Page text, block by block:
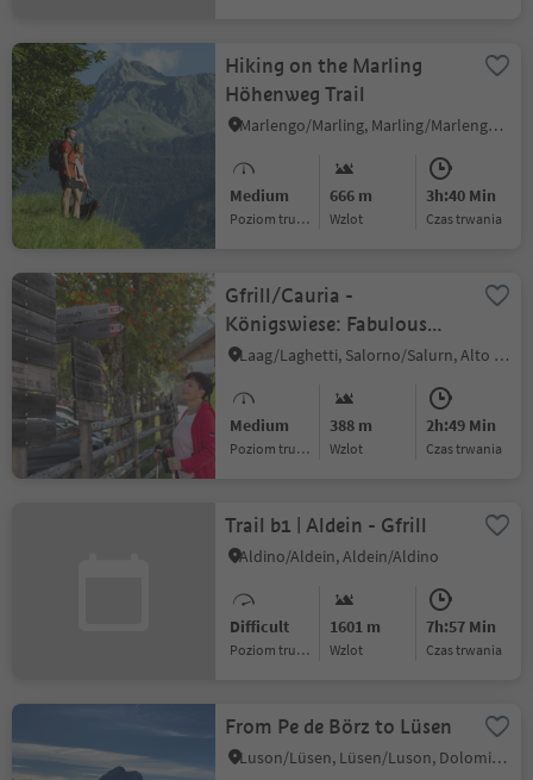
Hiking on the Marling
Höhenweg Trail
Marlengo/Marling, Marling/Marlengo, Meran/Merano and environs
Medium
Poziom trudności
666 m
Wzlot
3h:40 Min
czas trwania
Gfrill/Cauria -
Königswiese: Fabulous
beech groves and pictorial
Laag/Laghetti, Salorno/Salurn, Alto Adige Wine Road
Medium
Poziom trudności
388 m
Wzlot
2h:49 Min
czas trwania
Trail b1 | Aldein - Gfrill
Aldino/Aldein, Aldein/Aldino
Difficult
Poziom trudności
1601 m
Wzlot
7h:57 Min
czas trwania
From Pe de Börz to Lüsen
Luson/Lüsen, Lüsen/Luson, Dolomites Region Lüsen Villnöss